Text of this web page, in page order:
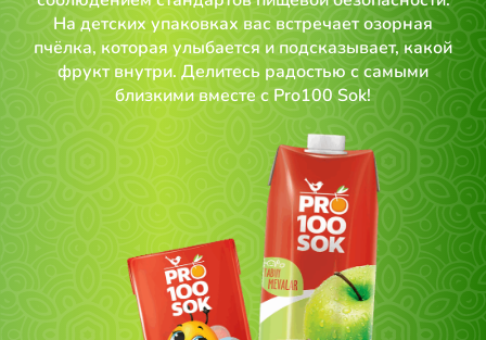
На детских упаковках вас встречает озорная
пчёлка, которая улыбается и подсказывает, какой
фрукт внутри. Делитесь радостью с самыми
близкими вместе с Pro100 Sok!